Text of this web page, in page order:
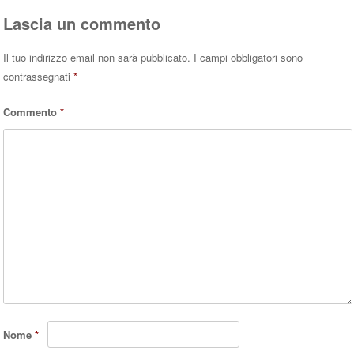
Lascia un commento
Il tuo indirizzo email non sarà pubblicato. I campi obbligatori sono
contrassegnati*
Commento*
Nome*